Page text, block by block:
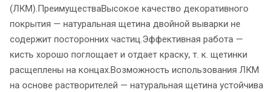
(ЛКМ).ПреимуществаВысокое качество декоративного
покрытия — натуральная щетина двойной выварки не
содержит посторонних частиц.Эффективная работа —
кисть хорошо поглощает и отдает краску, т. к. щетинки
расщеплены на концах.Возможность использования ЛКМ
на основе растворителей — натуральная щетина устойчива